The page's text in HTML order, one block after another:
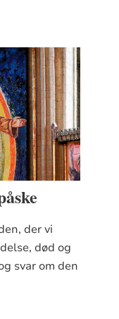
der vi
død og
svar om den